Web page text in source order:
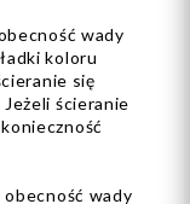
wady
koloru
się
ścieranie
wady